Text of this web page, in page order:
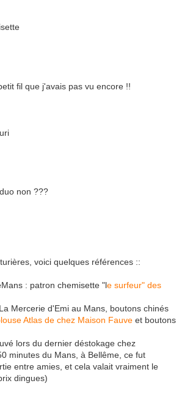
fil que j'avais pas vu encore !!
non ???
voici quelques références ::
: patron chemisette "le surfeur" des
Mercerie d'Emi au Mans, boutons chinés
Atlas de chez Maison Fauve et boutons
lors du dernier déstokage chez
minutes du Mans, à Bellême, ce fut
entre amies, et cela valait vraiment le
dingues)